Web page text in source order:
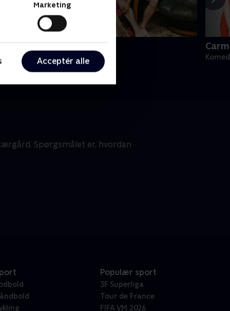
Marketing
Acceptér alle
bog for evigt
• 1 sæsoner
Spørgsmålet er, hvordan
Populær sport
3F Superliga
Tour de France
FIFA VM 2026